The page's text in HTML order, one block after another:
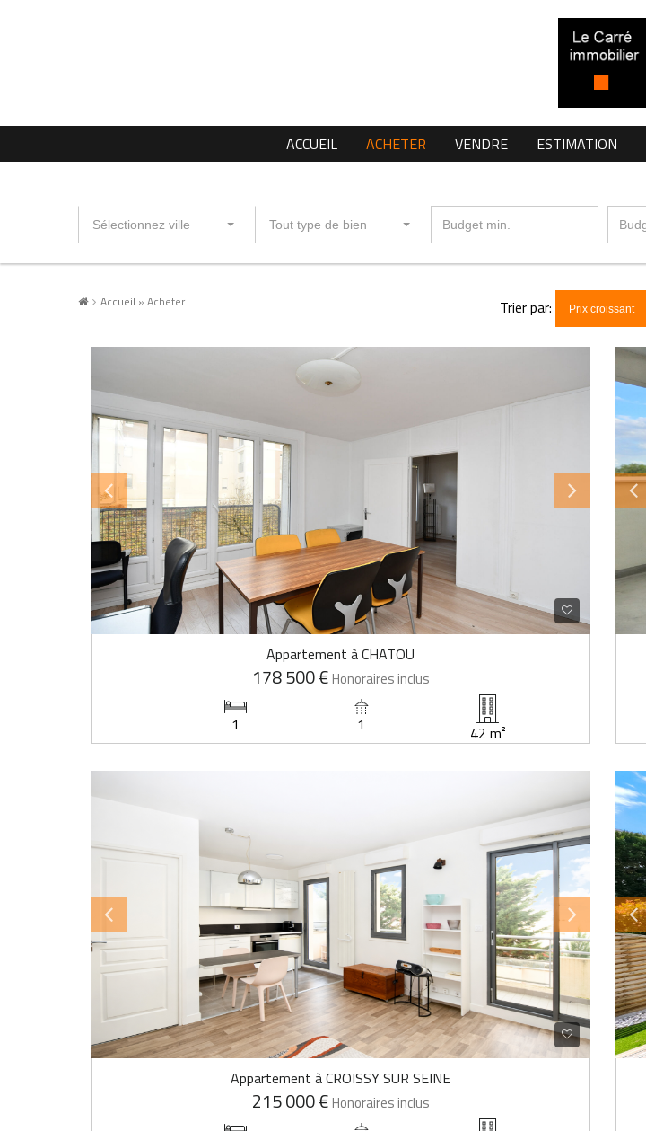
ACCUEIL ACHETER VENDRE ESTIMATION
Sélectionnez ville Tout type de bien
Accueil » Acheter Trier par: Prix croissant
Appartement à CHATOU
178 500 €Honoraires inclus
1 1 42 m²
Appartement à CROISSY SUR SEINE
215 000 €Honoraires inclus